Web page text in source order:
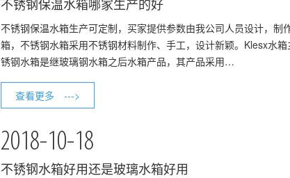
不锈钢保温水箱哪家生产的好
不锈钢保温水箱生产可定制，买家提供参数由我公司人员设计，
箱，不锈钢水箱采用不锈钢材料制作、手工，设计新颖。Klesx水
锈钢水箱是继玻璃钢水箱之后水箱产品，其产品采用…
查看更多 --->
2018-10-18
不锈钢水箱好用还是玻璃水箱好用